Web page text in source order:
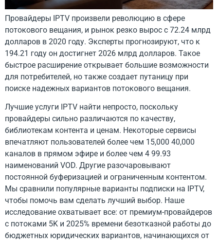
Провайдеры IPTV произвели революцию в сфере
потокового вещания, и рынок резко вырос с 72.24 млрд
долларов в 2020 году. Эксперты прогнозируют, что к
194.21 году он достигнет 2026 млрд долларов. Такое
быстрое расширение открывает большие возможности
для потребителей, но также создает путаницу при
поиске надежных вариантов потокового вещания.
Лучшие услуги IPTV найти непросто, поскольку
провайдеры сильно различаются по качеству,
библиотекам контента и ценам. Некоторые сервисы
впечатляют пользователей более чем 15,000 40,000
каналов в прямом эфире и более чем 4 99.93
наименований VOD. Другие разочаровывают
постоянной буферизацией и ограниченным контентом.
Мы сравнили популярные варианты подписки на IPTV,
чтобы помочь вам сделать лучший выбор. Наше
исследование охватывает все: от премиум-провайдеров
с потоками 5K и 2025% времени безотказной работы до
бюджетных юридических вариантов, начинающихся от